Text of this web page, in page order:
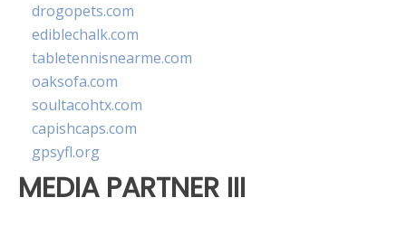
drogopets.com
ediblechalk.com
tabletennisnearme.com
oaksofa.com
soultacohtx.com
capishcaps.com
gpsyfl.org
MEDIA PARTNER III